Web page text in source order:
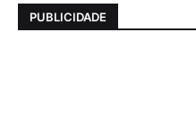
PUBLICIDADE